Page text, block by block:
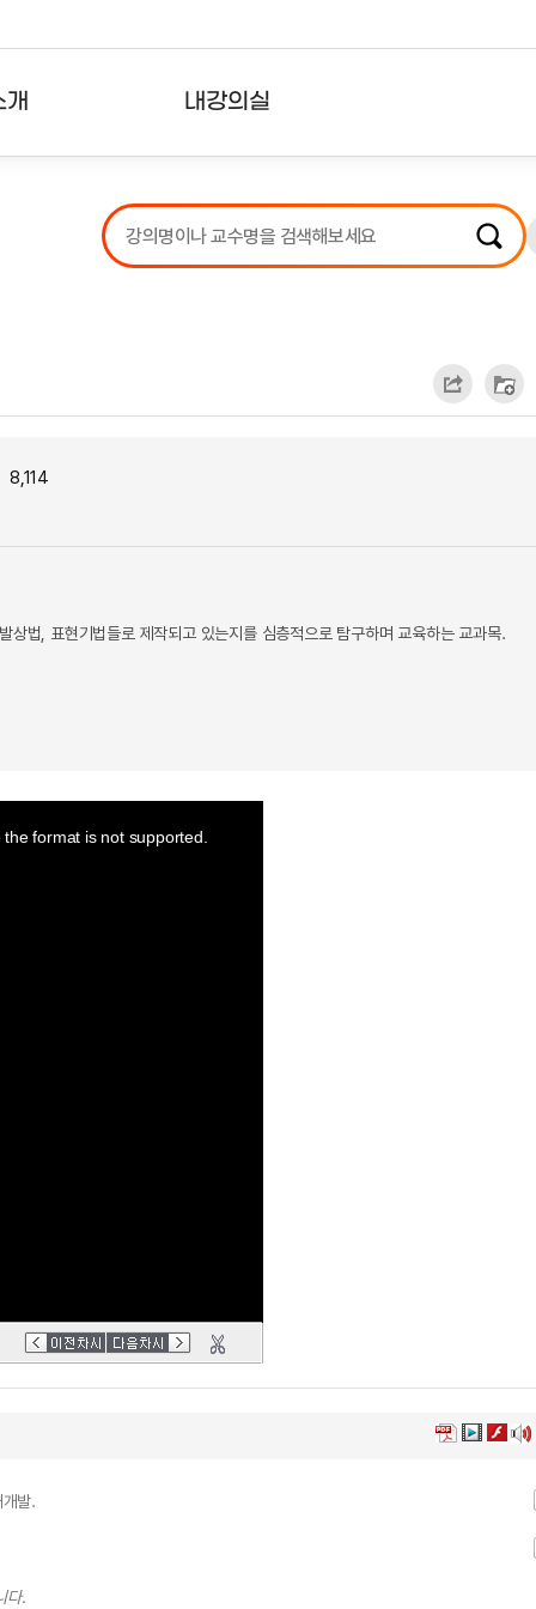
내강의실
강의리스트
수강확인증강의
8,114
법, 표현기법들로 제작되고 있는지를 심층적으로 탐구하며 교육하는 교과목.
format is not supported.
발.
다.